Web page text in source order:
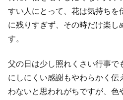
すい人にとって、花は気持ちを
に残りすぎず、その時だけ楽し
す。
父の日は少し照れくさい行事で
にしにくい感謝もやわらかく伝
わないと思われがちですが、色